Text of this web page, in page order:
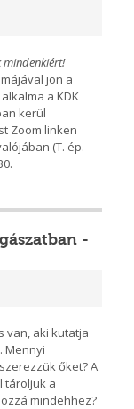
mindenkiért!
jön a
a KDK
kerül
Zoom linken
(T. ép.
-
van, aki kutatja
Mennyi
őket? A
tároljuk a
mindehhez?